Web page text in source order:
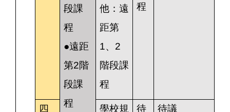
段課
程
●遠距
第2階
段課
程
他：遠
距第
1、2
階段課
程
程
四
學校規
待
待議